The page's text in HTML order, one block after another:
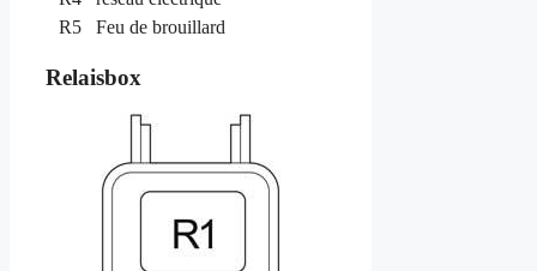
R5
Feu de brouillard
Relaisbox